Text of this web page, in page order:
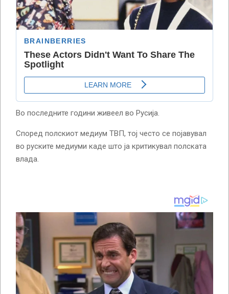
Во последните години живеел во Русија.
Според полскиот медиум ТВП, тој често се појавувал
во руските медиуми каде што ја критикувал полската
влада.